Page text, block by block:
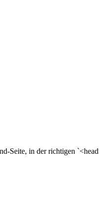
in der richtigen